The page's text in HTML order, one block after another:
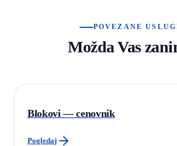
POVEZANE
Možda Vas
Blokovi — cenovnik
Pogledaj